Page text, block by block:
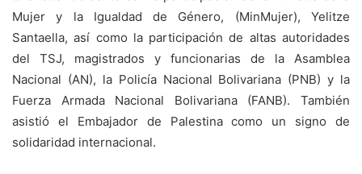
Mujer y la Igualdad de Género, (MinMujer), Yelitze
Santaella, así como la participación de altas autoridades
del TSJ, magistrados y funcionarias de la Asamblea
Nacional (AN), la Policía Nacional Bolivariana (PNB) y la
Fuerza Armada Nacional Bolivariana (FANB). También
asistió el Embajador de Palestina como un signo de
solidaridad internacional.